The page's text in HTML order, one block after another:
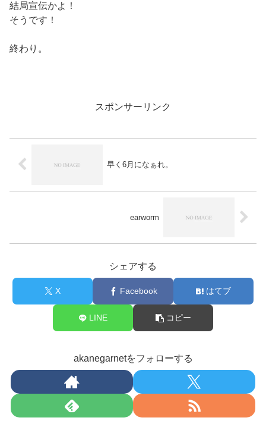
結局宣伝かよ！
そうです！
終わり。
スポンサーリンク
早く6月になぁれ。
earworm
シェアする
X Facebook はてブ
LINE コピー
akanegarnetをフォローする